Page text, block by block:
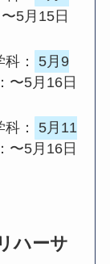
5月15日
5月9
〜5月16日
：
5月11
〜5月16日
ハーサ